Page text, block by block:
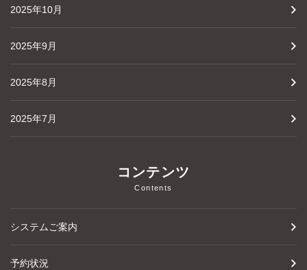
2025年10月
2025年9月
2025年8月
2025年7月
コンテンツ
Contents
システムご案内
予約状況